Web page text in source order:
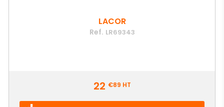
LACOR
Ref. LR69343
22 €89 HT